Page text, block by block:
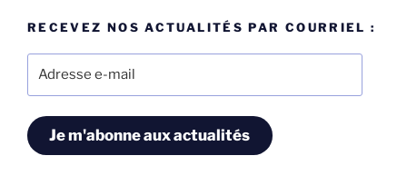
RECEVEZ NOS ACTUALITÉS PAR COURRIEL :
Je m'abonne aux actualités